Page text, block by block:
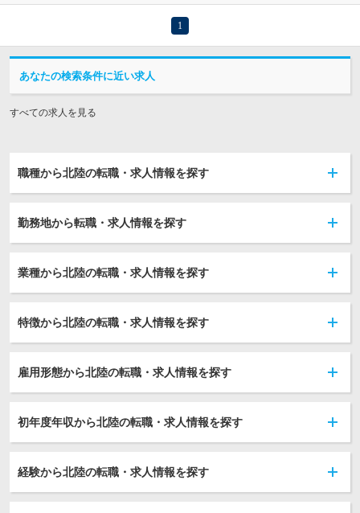
1
あなたの検索条件に近い求人
すべての求人を見る
職種から北陸の転職・求人情報を探す
勤務地から転職・求人情報を探す
業種から北陸の転職・求人情報を探す
特徴から北陸の転職・求人情報を探す
雇用形態から北陸の転職・求人情報を探す
初年度年収から北陸の転職・求人情報を探す
経験から北陸の転職・求人情報を探す